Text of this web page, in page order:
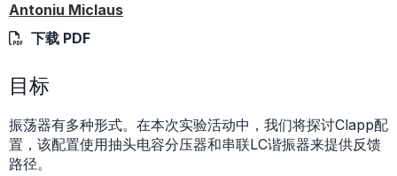
Antoniu Miclaus
下载 PDF
目标
振荡器有多种形式。在本次实验活动中，我们将探讨Clapp配
置，该配置使用抽头电容分压器和串联LC谐振器来提供反馈
路径。